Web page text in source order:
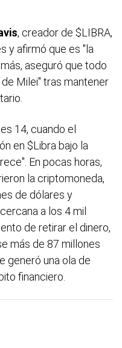
, creador de $LIBRA,
y afirmó que es "la
aseguró que todo
Milei" tras mantener
14, cuando el
en $Libra bajo la
En pocas horas,
la criptomoneda,
de dólares y
a los 4 mil
de retirar el dinero,
más de 87 millones
generó una ola de
financiero.